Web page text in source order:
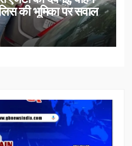
की भूमिका पर सवाल